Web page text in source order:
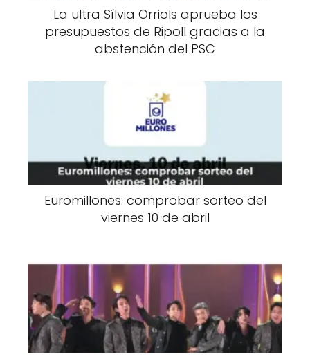
La ultra Sílvia Orriols aprueba los
presupuestos de Ripoll gracias a la
abstención del PSC
Euromillones: comprobar sorteo del
viernes 10 de abril